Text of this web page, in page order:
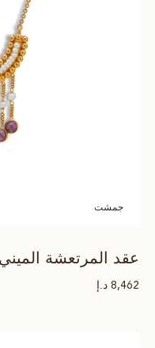
جمشت
عقد المرتعشة الميني
8,462 د.إ